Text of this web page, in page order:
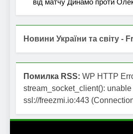
Новини України та світу -
Помилка RSS: WP HTTP
stream_socket_client():
ssl://freezmi.io:443